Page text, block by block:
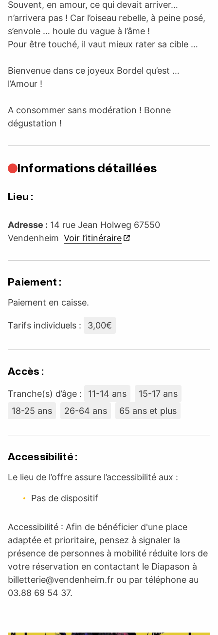
Souvent, en amour, ce qui devait arriver…
n’arrivera pas ! Car l’oiseau rebelle, à peine posé,
s’envole … houle du vague à l’âme !
Pour être touché, il vaut mieux rater sa cible …
Bienvenue dans ce joyeux Bordel qu’est …
l’Amour !
A consommer sans modération ! Bonne
dégustation !
Informations détaillées
Lieu :
Adresse : 14 rue Jean Holweg 67550
Vendenheim Voir l’itinéraire
Paiement :
Paiement en caisse.
Tarifs individuels : 3,00€
Accès :
Tranche(s) d’âge : 11-14 ans
15-17 ans
18-25 ans
26-64 ans 65 ans et plus
Accessibilité :
Le lieu de l’offre assure l’accessibilité aux :
Pas de dispositif
Accessibilité : Afin de bénéficier d'une place
adaptée et prioritaire, pensez à signaler la
présence de personnes à mobilité réduite lors de
votre réservation en contactant le Diapason à
billetterie@vendenheim.fr ou par téléphone au
03.88 69 54 37.